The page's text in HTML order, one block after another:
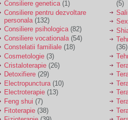
cauza ei nu pot
controla nervii si
cateodata are copilul
de suferit.
Am o bariera peste
care nu pot trece:
prietena mea a ramas
insarcinata cu o fata.
Am fost de comun
acord sa facem un
copil, cu gandul ca e
baiat.
Consiliere genetica(1)
Consiliere pentru dezvoltare
personala (132)
Consiliere psihologica(82)
Consiliere vocationala (54)
Constelatii familiale (18)
Cosmetologie (3)
Cristaloterapie (26)
Detoxifiere (29)
Electropunctura (10)
Electroterapie (13)
Feng shui (7)
Fitoterapie (38)
(5)
(36)